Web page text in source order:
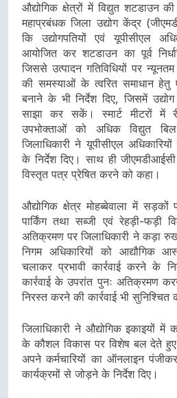
औद्योगिक क्षेत्रों में विद्युत शटडाउन
महाप्रबंधक जिला उद्योग केंद्र
कि उद्योगपतियों एवं यूपीसीएल
आयोजित कर शटडाउन का पूर्व
जिससे उत्पादन गतिविधियों पर
की समस्याओं के त्वरित समाधान हेतु
बनाने के भी निर्देश दिए, जिसमें
साझा कर सकें। स्मार्ट मीटरों में
उपभोक्ताओं को अधिक विद्युत
जिलाधिकारी ने यूपीसीएल
के निर्देश दिए। साथ ही
विस्तृत पत्र प्रेषित करने को कहा।
औद्योगिक क्षेत्र मोहब्बेवाला में
पार्किंग तथा सब्जी एवं रेहड़ी-फड़ी
अतिक्रमण पर जिलाधिकारी ने कड़ा
निगम अधिकारियों को आद्यौगिक
चलाकर प्रभावी कार्रवाई करने के
कार्रवाई के उपरांत पुनः अतिक्रमण
निरस्त करने की कार्रवाई भी सुनिश्चित
जिलाधिकारी ने औद्योगिक इकाइयों में
के कौशल विकास पर विशेष बल देते हुए
अपने कर्मचारियों का ऑनलाइन
कार्यक्रमों से जोड़ने के निर्देश दिए।